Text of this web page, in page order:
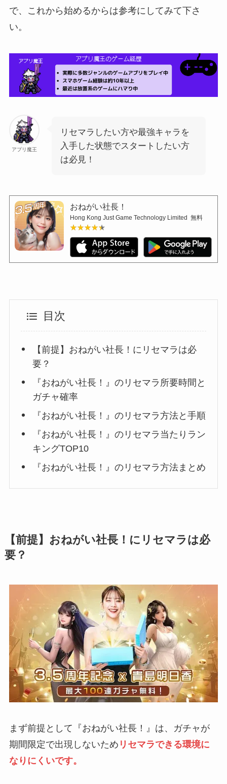
で、これから始めるからは参考にしてみて下さ
い。
アプリ魔王
リセマラしたい方や最強キャラを
入手した状態でスタートしたい方
は必見！
おねがい社長！
Hong Kong Just Game Technology Limited 無料
★★★★★
★★★★★
目次
【前提】おねがい社長！にリセマラは必
要？
『おねがい社長！』のリセマラ所要時間と
ガチャ確率
『おねがい社長！』のリセマラ方法と手順
『おねがい社長！』のリセマラ当たりラン
キングTOP10
『おねがい社長！』のリセマラ方法まとめ
【前提】おねがい社長！にリセマラは必
要？
まず前提として『おねがい社長！』は、ガチャが
期間限定で出現しないため リセマラできる環境に
なりにくいです。